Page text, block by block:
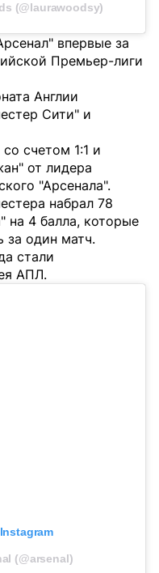
(@laurawoodsy)
впервые за
Премьер-лиги
Англии
Сити" и
счетом 1:1 и
от лидера
"Арсенала".
набрал 78
на 4 балла, которые
за один матч.
стали
АПЛ.
(@arsenal)